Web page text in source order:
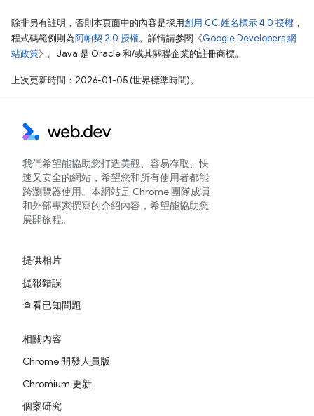
除非另有註明，否則本頁面中的內容是採用創用 CC 姓名標示 4.0 授權 ，
程式碼範例則為阿帕契 2.0 授權。詳情請參閱《Google Developers 網
站政策》。Java 是 Oracle 和/或其關聯企業的註冊商標。
上次更新時間：2026-01-05 (世界標準時間)。
我們希望能協助您打造美觀、容易存取、快
速又安全的網站，希望您和所有使用者都能
跨瀏覽器使用。本網站是 Chrome 團隊成員
和外部專家撰寫的介紹內容，希望能協助您
展開旅程。
提供相片
提報錯誤
查看已知問題
相關內容
Chrome 開發人員版
Chromium 更新
個案研究